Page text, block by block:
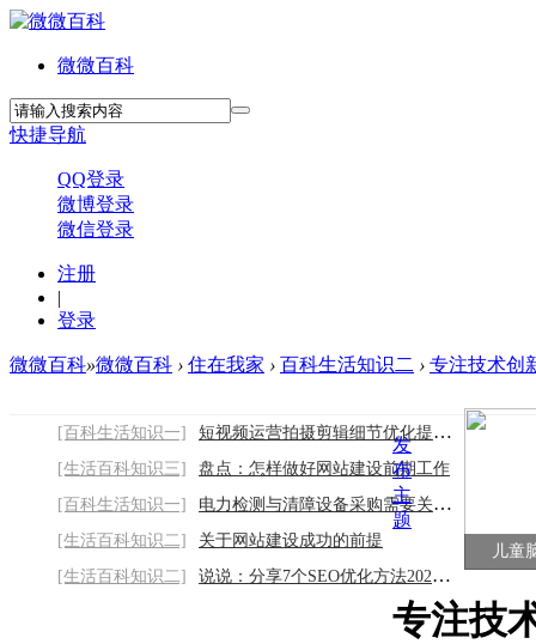
微微百科
快捷导航
QQ登录
微博登录
微信登录
注册
|
登录
微微百科»微微百科 › 住在我家 › 百科生活知识二 › 专注技术创
[百科生活知识一]
短视频运营拍摄剪辑细节优化提升作品质感
[生活百科知识三]
盘点：怎样做好网站建设前期工作
[百科生活知识一]
电力检测与清障设备采购需要关注哪些因素
[生活百科知识二]
关于网站建设成功的前提
[生活百科知识二]
说说：分享7个SEO优化方法2026/8/7
儿童
发
布
主
题
专注技